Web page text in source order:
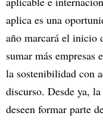
aplica es una
año marcará el inicio
sumar más empresas
la sostenibilidad con
discurso. Desde ya,
deseen formar parte